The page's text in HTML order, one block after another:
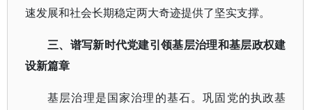
速发展和社会长期稳定两大奇迹提供了坚实支撑。
三、谱写新时代党建引领基层治理和基层政权建
设新篇章
基层治理是国家治理的基石。巩固党的执政基